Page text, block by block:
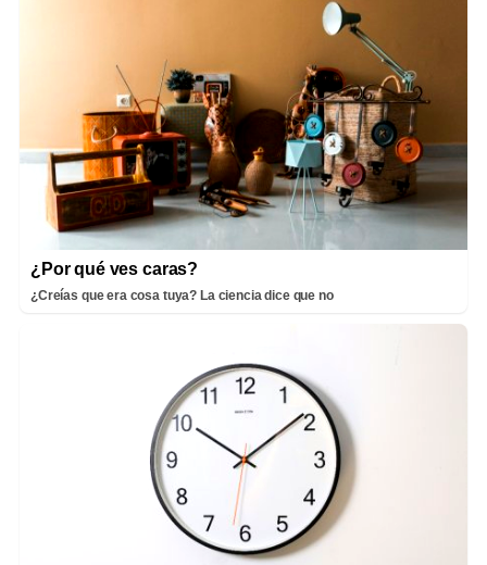
¿Por qué ves caras?
¿Creías que era cosa tuya? La ciencia dice que no